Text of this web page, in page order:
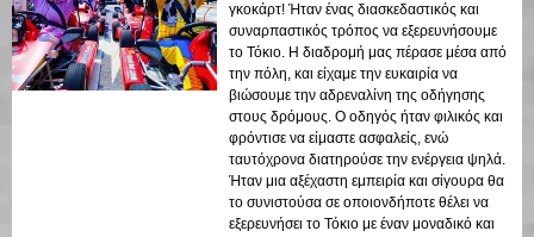
γκοκάρτ! Ήταν ένας διασκεδαστικός και
συναρπαστικός τρόπος να εξερευνήσουμε
το Τόκιο. Η διαδρομή μας πέρασε μέσα από
την πόλη, και είχαμε την ευκαιρία να
βιώσουμε την αδρεναλίνη της οδήγησης
στους δρόμους. Ο οδηγός ήταν φιλικός και
φρόντισε να είμαστε ασφαλείς, ενώ
ταυτόχρονα διατηρούσε την ενέργεια ψηλά.
Ήταν μια αξέχαστη εμπειρία και σίγουρα θα
το συνιστούσα σε οποιονδήποτε θέλει να
εξερευνήσει το Τόκιο με έναν μοναδικό και